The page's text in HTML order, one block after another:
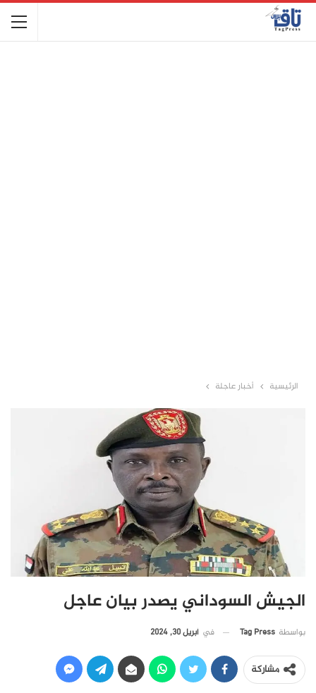
الرئيسية أخبار عاجلة
الجيش السوداني يصدر بيان عاجل
بواسطة Tag Press في أبريل 30, 2024
مشاركة